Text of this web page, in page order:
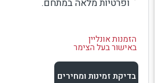
הזמנות אונליין
באישור בעל הצימר
בדיקת זמינות ומחירים